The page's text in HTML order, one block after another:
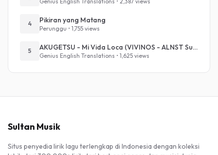
4 Pikiran yang Matang
Perunggu • 1,755 views
5 AKUGETSU - Mi Vida Loca (VIVINOS - ALNST Sub : Till Part.1)
Genius English Translations • 1,625 views
Sultan Musik
Situs penyedia lirik lagu terlengkap di Indonesia dengan koleksi